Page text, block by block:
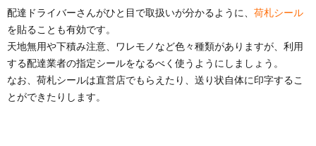
配達ドライバーさんがひと目で取扱いが分かるように、 荷札シール
を貼ることも有効です。
天地無用や下積み注意、ワレモノなど色々種類がありますが、利用
する配達業者の指定シールをなるべく使うようにしましょう。
なお、荷札シールは直営店でもらえたり、送り状自体に印字するこ
とができたりします。